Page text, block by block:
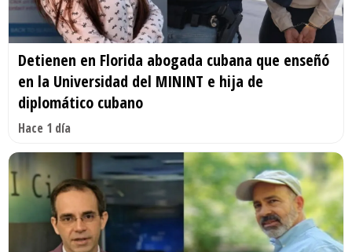
Detienen en Florida abogada cubana que enseñó
en la Universidad del MININT e hija de
diplomático cubano
Hace 1 día